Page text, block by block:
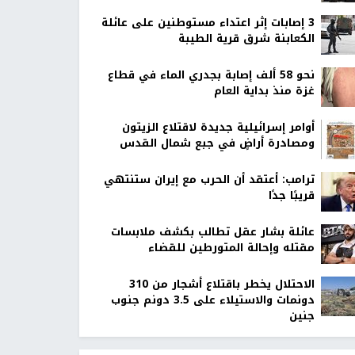
‏3 إصابات إثر اعتداء مستوطنين على عائلة
الكعابنة شرق قرية الطيبة
نحو 58 ألف إصابة بجدري الماء في قطاع
غزة منذ بداية العام
أوامر إسرائيلية جديدة لاقتلاع الزيتون
ومصادرة أراضٍ في جبع شمال القدس
ترامب: أعتقد أن الحرب مع إيران ستنتهي
قريبًا جدًا
عائلة بشار عقل تطالب بكشف ملابسات
مقتله وإحالة المتورطين للقضاء
الاحتلال يخطر باقتلاع أشجار من 310
دونمات والاستيلاء على 3.5 دونم جنوب
جنين